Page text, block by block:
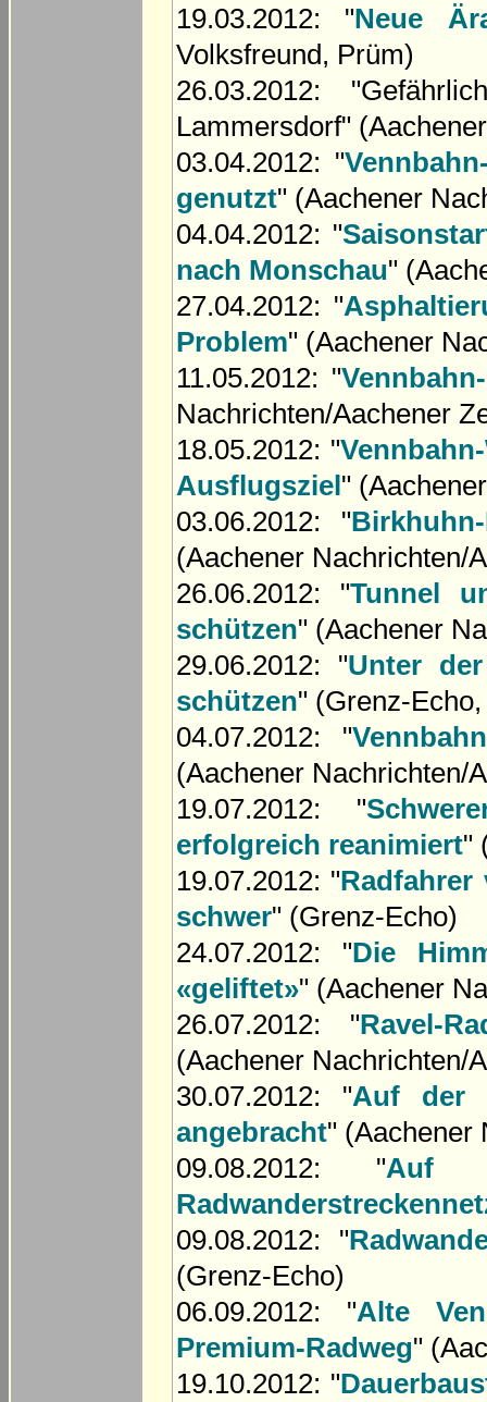
19.03.2012: "Neue
Volksfreund, Prüm)
26.03.2012:
Lammersdorf"
03.04.2012: "
genutzt" (Aachener
04.04.2012: "
nach Monschau"
27.04.2012: "
Problem" (Aachener
11.05.2012: "
Nachrichten/Aachener
18.05.2012: "
Ausflugsziel"
03.06.2012: "
(Aachener Nachrichten/
26.06.2012: "Tunnel
schützen" (Aachener
29.06.2012: "Unter
schützen" (Grenz-
04.07.2012: "
(Aachener Nachrichten/
19.07.2012: "
erfolgreich reanimiert"
19.07.2012: "Radfahrer
schwer" (Grenz-Echo)
24.07.2012: "Die
«geliftet»" (Aachener
26.07.2012: "Ravel-
(Aachener Nachrichten/
30.07.2012: "Auf der
angebracht" (Aachener
09.08.2012: "Auf
09.08.2012: "
(Grenz-Echo)
06.09.2012: "Alte
Premium-Radweg"
19.10.2012: "